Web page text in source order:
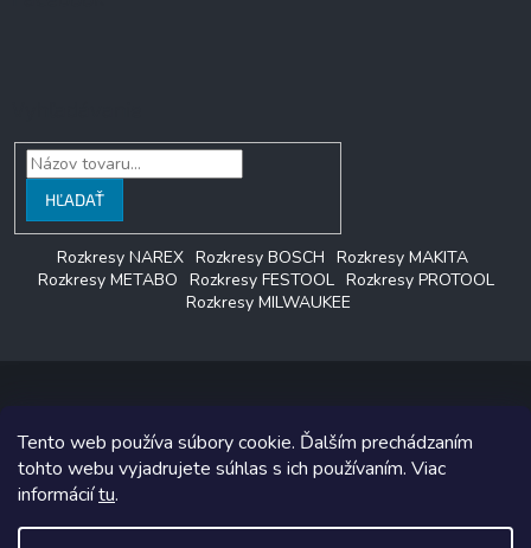
Tento web používa súbory cookie. Ďalším prechádzaním
tohto webu vyjadrujete súhlas s ich používaním. Viac
informáciítu.
HĽADAŤ
Rozkresy NAREX Rozkresy BOSCH Rozkresy MAKITA
Rozkresy METABO Rozkresy FESTOOL Rozkresy PROTOOL
Rozkresy MILWAUKEE
Copyright 2026LAGON SERVIS. Všetky práva vyhradené.
Grafický návrh vytvoril a na Shoptet implementoval
Shoptetak.cz.